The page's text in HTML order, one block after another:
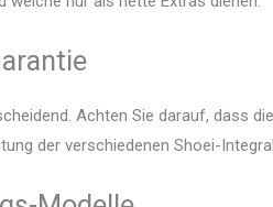
Achten Sie darauf, dass
der verschiedenen Shoei-